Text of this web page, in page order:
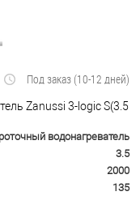
Под заказ (10-12 дней)
Zanussi 3-logic S(3.5
водонагреватель
3.5
2000
135